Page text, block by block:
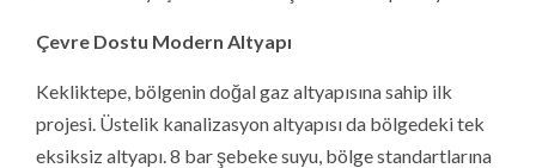
Çevre Dostu Modern Altyapı
Kekliktepe, bölgenin doğal gaz altyapısına sahip ilk
projesi. Üstelik kanalizasyon altyapısı da bölgedeki tek
eksiksiz altyapı. 8 bar şebeke suyu, bölge standartlarına